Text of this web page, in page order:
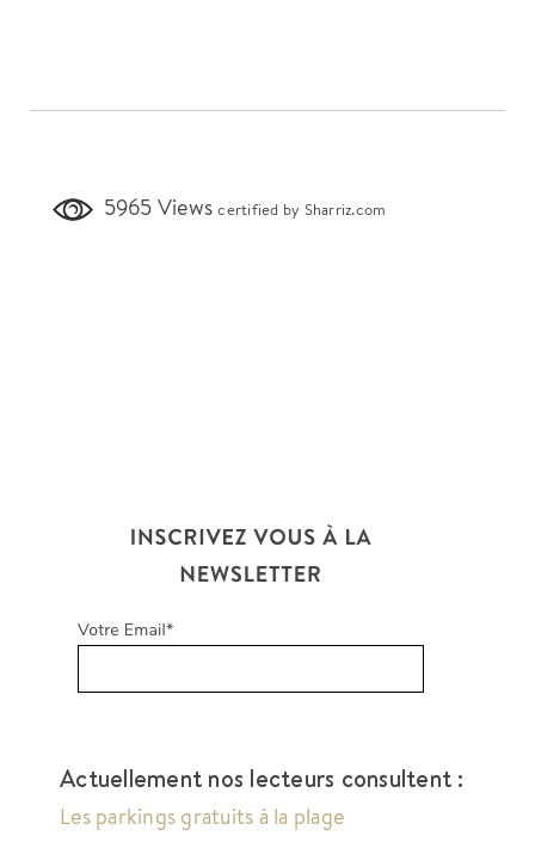
5965 Viewscertified by Sharriz.com
Actuellement nos lecteurs consultent :
Les parkings gratuits à la plage